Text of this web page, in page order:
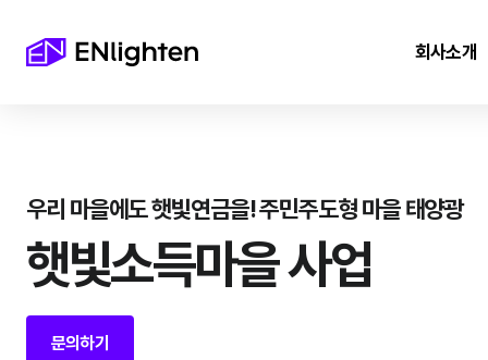
회사소개
우리 마을에도 햇빛연금을! 주민주도형 마을 태양광
햇빛소득마을 사업
문의하기